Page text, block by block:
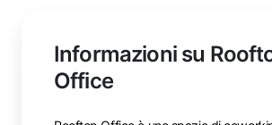
Informazioni su
Office